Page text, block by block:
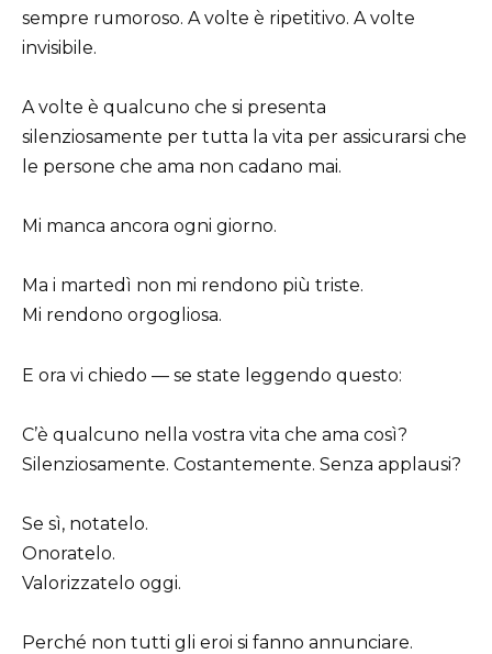
sempre rumoroso. A volte è ripetitivo. A volte
invisibile.
A volte è qualcuno che si presenta
silenziosamente per tutta la vita per assicurarsi che
le persone che ama non cadano mai.
Mi manca ancora ogni giorno.
Ma i martedì non mi rendono più triste.
Mi rendono orgogliosa.
E ora vi chiedo — se state leggendo questo:
C’è qualcuno nella vostra vita che ama così?
Silenziosamente. Costantemente. Senza applausi?
Se sì, notatelo.
Onoratelo.
Valorizzatelo oggi.
Perché non tutti gli eroi si fanno annunciare.